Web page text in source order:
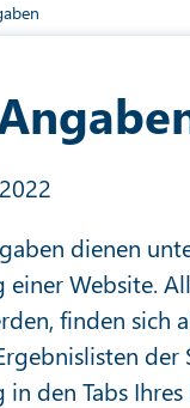
dienen
einer Website.
finden sich
der
in den Tabs